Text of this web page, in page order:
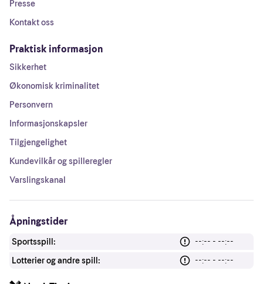
Presse
Kontakt oss
Praktisk informasjon
Sikkerhet
Økonomisk kriminalitet
Personvern
Informasjonskapsler
Tilgjengelighet
Kundevilkår og spilleregler
Varslingskanal
Åpningstider
Sportsspill:
--:-- - --:--
Lotterier og andre spill:
--:-- - --:--